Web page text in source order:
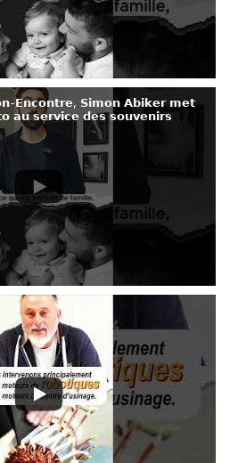
𝗘𝗻𝗰𝗼𝗻𝘁𝗿𝗲, 𝗦𝗶𝗺𝗼𝗻 𝗔𝗯𝗶𝗸𝗲𝗿 𝗺𝗲𝘁
𝗮𝘂 𝘀𝗲𝗿𝘃𝗶𝗰𝗲 𝗱𝗲𝘀 𝘀𝗼𝘂𝘃𝗲𝗻𝗶𝗿𝘀